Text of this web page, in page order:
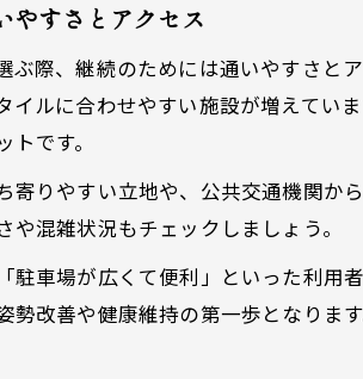
実感できるジ
ピラティスと
ジムとピラテ
理想の体へ導
健康と美容を
ピラティス×
やすさとアクセス
ぶ際、継続のためには通いやすさと
イルに合わせやすい施設が増えてい
です。
寄りやすい立地や、公共交通機関
混雑状況もチェックしましょう。
駐車場が広くて便利」といった利
改善や健康維持の第一歩となります